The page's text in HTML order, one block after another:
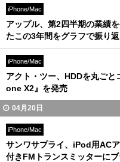
iPhone/Mac
アップル、第2四半期の業績
たこの3年間をグラフで振り
iPhone/Mac
アクト・ツー、HDDを丸ご
one X2』を発売
04月20日
iPhone/Mac
サンワサプライ、iPod用AC
付きFMトランスミッターに